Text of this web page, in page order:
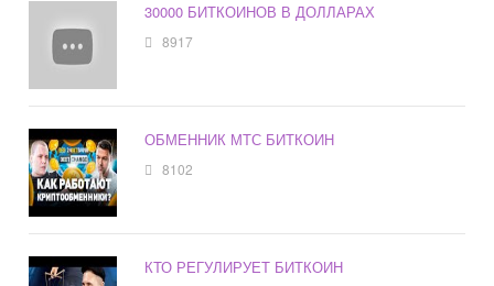
30000 БИТКОИНОВ В ДОЛЛАРАХ
8917
ОБМЕННИК МТС БИТКОИН
8102
КТО РЕГУЛИРУЕТ БИТКОИН